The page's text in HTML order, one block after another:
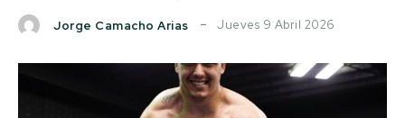
Jorge Camacho Arias Jueves 9 Abril 2026